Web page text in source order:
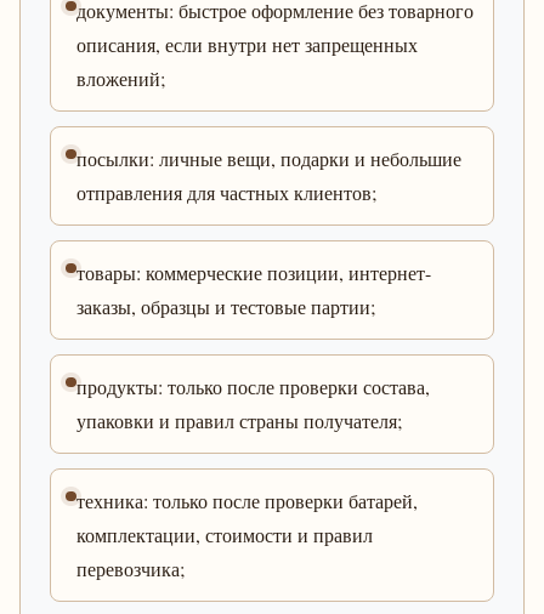
документы: быстрое оформление без товарного
описания, если внутри нет запрещенных
вложений;
посылки: личные вещи, подарки и небольшие
отправления для частных клиентов;
товары: коммерческие позиции, интернет-
заказы, образцы и тестовые партии;
продукты: только после проверки состава,
упаковки и правил страны получателя;
техника: только после проверки батарей,
комплектации, стоимости и правил
перевозчика;